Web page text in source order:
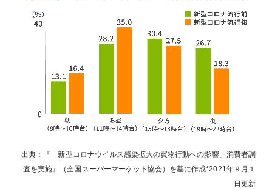
出典：『「新型コロナウイルス感染拡大の買物行動への影響」消費者調
査を実施』（全国スーパーマーケット協会）を基に作成 2021年９月１
日 更新